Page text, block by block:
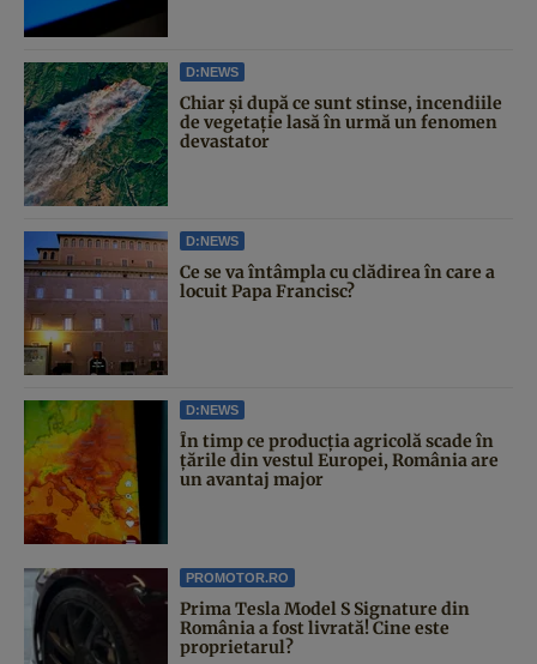
D:NEWS
Chiar și după ce sunt stinse, incendiile
de vegetație lasă în urmă un fenomen
devastator
D:NEWS
Ce se va întâmpla cu clădirea în care a
locuit Papa Francisc?
D:NEWS
În timp ce producția agricolă scade în
țările din vestul Europei, România are
un avantaj major
PROMOTOR.RO
Prima Tesla Model S Signature din
România a fost livrată! Cine este
proprietarul?